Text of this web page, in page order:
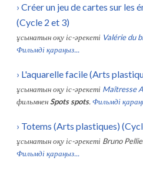
› Créer un jeu de cartes sur les
(Cycle 2 et 3)
ұсынатын оқу іс-әрекеті Valérie du
Фильмді қараңыз...
› L'aquarelle facile (Arts
ұсынатын оқу іс-әрекеті Maîtresse
фильмненSpots spots. Фильмді
› Totems (Arts plastiques)
ұсынатын оқу іс-әрекеті Bruno
Фильмді қараңыз...